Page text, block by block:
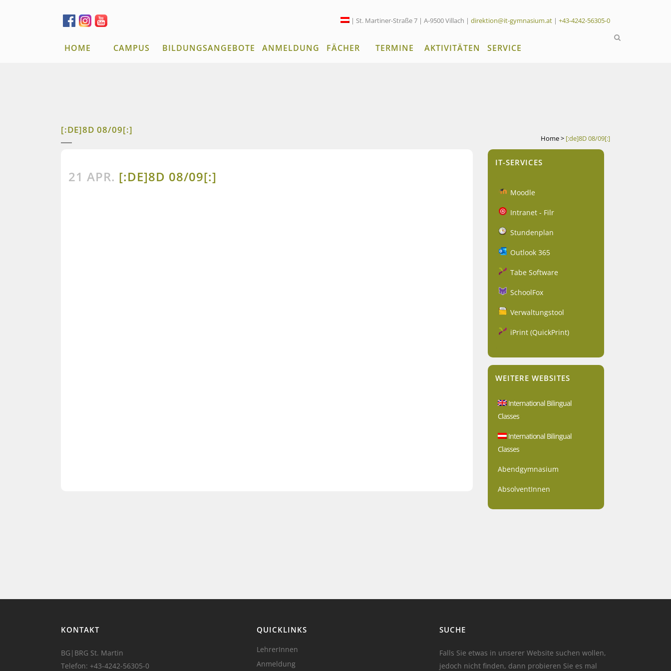
| St. Martiner-Straße 7 | A-9500 Villach | direktion@it-gymnasium.at | +43-4242-56305-0
HOME CAMPUS BILDUNGSANGEBOTE ANMELDUNG FÄCHER TERMINE AKTIVITÄTEN SERVICE
[:DE]8D 08/09[:]
Home> [:de]8D 08/09[:]
21 APR. [:DE]8D 08/09[:]
IT-SERVICES
Moodle
Intranet - Filr
Stundenplan
Outlook 365
Tabe Software
SchoolFox
Verwaltungstool
iPrint (QuickPrint)
WEITERE WEBSITES
International Bilingual
Classes
International Bilingual
Classes
Abendgymnasium
AbsolventInnen
KONTAKT
BG|BRG St. Martin
Telefon: +43-4242-56305-0
QUICKLINKS
LehrerInnen
Anmeldung
SUCHE
Falls Sie etwas in unserer Website suchen wollen,
jedoch nicht finden, dann probieren Sie es mal